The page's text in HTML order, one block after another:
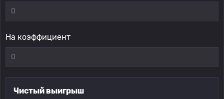
На коэффициент
Чистый выигрыш